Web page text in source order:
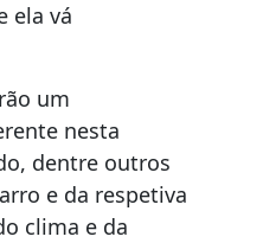
ela vá
um
nesta
dentre outros
e da respetiva
clima e da